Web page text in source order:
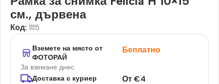
см., дървена
Код: 1115
Вземете на място от
ФОТОРАЙ
За вземане днес
Беплатно
Доставка с куриер
От€4